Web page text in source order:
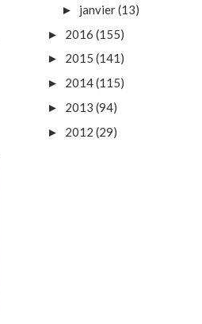
► janvier(13)
► 2016 (155)
► 2015 (141)
► 2014(115)
► 2013 (94)
► 2012 (29)